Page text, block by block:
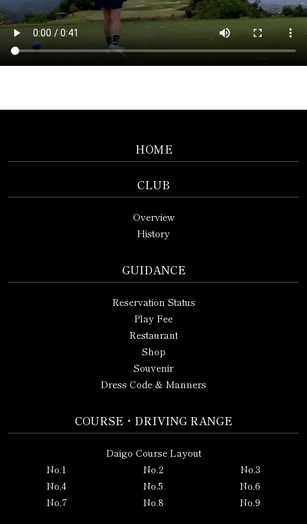
HOME
CLUB
Overview
History
GUIDANCE
Reservation Status
Play Fee
Restaurant
Shop
Souvenir
Dress Code & Manners
COURSE・DRIVING RANGE
Daigo Course Layout
No.1
No.2
No.3
No.4
No.5
No.6
No.7
No.8 No.9